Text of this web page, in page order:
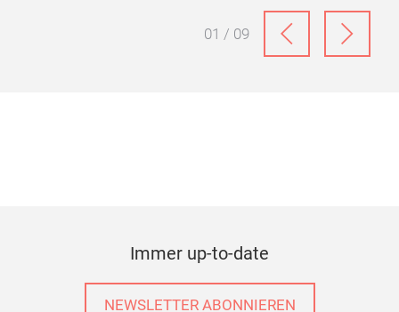
01 / 09
Immer up-to-date